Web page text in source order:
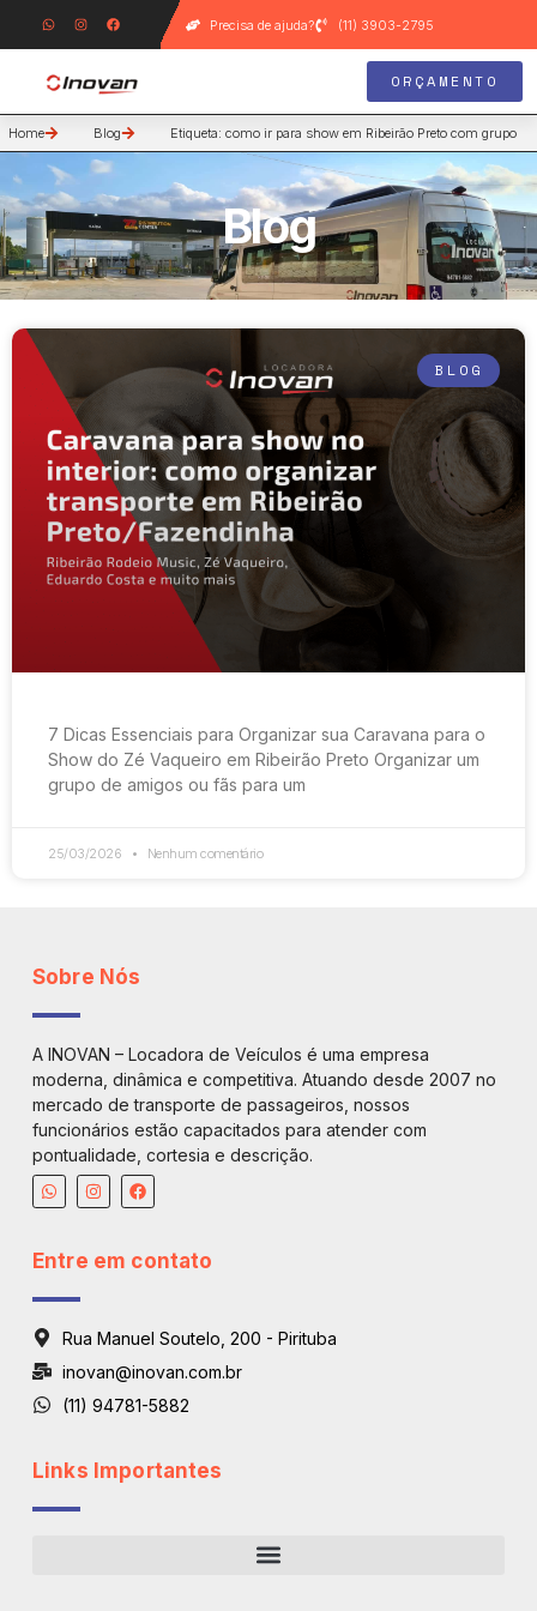
Precisa de ajuda? (11) 3903-2795
ORÇAMENTO
Home Blog Etiqueta: como ir para show em Ribeirão Preto com grupo
Blog
BLOG
7 Dicas Essenciais para Organizar sua Caravana para o
Show do Zé Vaqueiro em Ribeirão Preto Organizar um
grupo de amigos ou fãs para um
25/03/2026 Nenhum comentário
Sobre Nós
A INOVAN – Locadora de Veículos é uma empresa
moderna, dinâmica e competitiva. Atuando desde 2007 no
mercado de transporte de passageiros, nossos
funcionários estão capacitados para atender com
pontualidade, cortesia e descrição.
Entre em contato
Rua Manuel Soutelo, 200 - Pirituba
inovan@inovan.com.br
(11) 94781-5882
Links Importantes